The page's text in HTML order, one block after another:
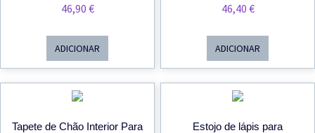
46,90 €
ADICIONAR
46,40 €
ADICIONAR
Tapete de Chão Interior Para
Estojo de lápis para